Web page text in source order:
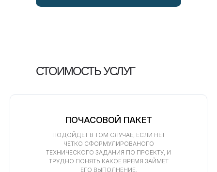
СТОИМОСТЬ УСЛУГ
ПОЧАСОВОЙ ПАКЕТ
ПОДОЙДЕТ В ТОМ СЛУЧАЕ, ЕСЛИ НЕТ
ЧЕТКО СФОРМУЛИРОВАНОГО
ТЕХНИЧЕСКОГО ЗАДАНИЯ ПО ПРОЕКТУ, И
ТРУДНО ПОНЯТЬ КАКОЕ ВРЕМЯ ЗАЙМЕТ
ЕГО ВЫПОЛНЕНИЕ.